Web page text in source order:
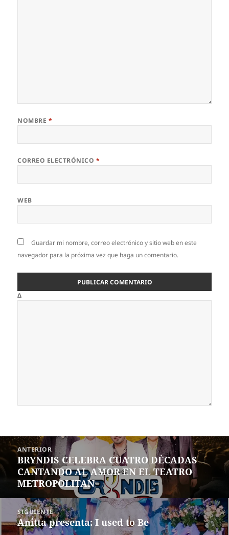
NOMBRE *
CORREO ELECTRÓNICO *
WEB
Guardar mi nombre, correo electrónico y sitio web en este
navegador para la próxima vez que haga un comentario.
Δ
Navegación
de
entradas
ANTERIOR
Entrada
anterior:
BRYNDIS CELEBRA CUATRO DÉCADAS
CANTANDO AL AMOR EN EL TEATRO
METROPOLITAN
SIGUIENTE
Siguiente
Anitta presenta: I used to Be